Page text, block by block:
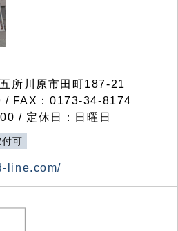
所川原市田町187-21
FAX：0173-34-8174
/ 定休日：日曜日
付可
line.com/